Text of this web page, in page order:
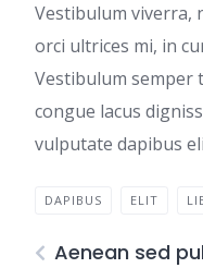
Vestibulum viverra,
orci ultrices mi, in
Vestibulum semper
congue lacus
vulputate dapibus
DAPIBUS ELIT
Aenean sed